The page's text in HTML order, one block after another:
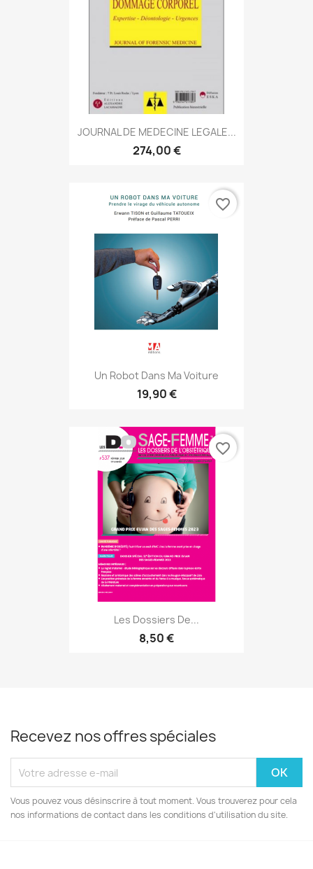
JOURNAL DE MEDECINE LEGALE...
274,00 €
Un Robot Dans Ma Voiture
19,90 €
favorite_border
Les Dossiers De...
8,50 €
favorite_border
Recevez nos offres spéciales
Vous pouvez vous désinscrire à tout moment. Vous trouverez pour cela
nos informations de contact dans les conditions d'utilisation du site.